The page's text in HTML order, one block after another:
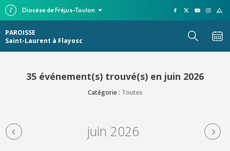
Diocèse de Fréjus-Toulon
PAROISSE
Saint-Laurent à Flayosc
35 événement(s) trouvé(s) en juin 2026
Catégorie : Toutes
juin 2026